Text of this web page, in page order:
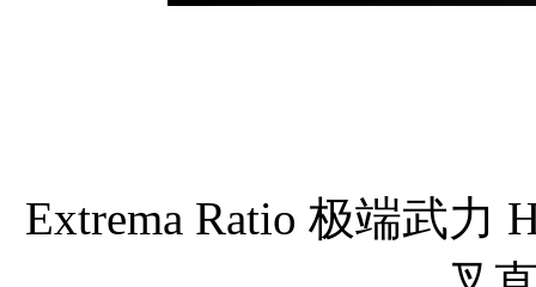
Extrema Ratio 极端武力